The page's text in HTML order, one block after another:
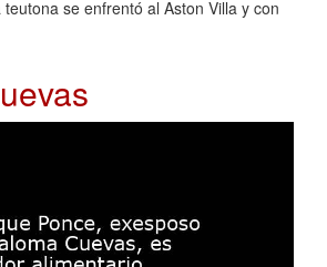
se enfrentó al Aston Villa y con